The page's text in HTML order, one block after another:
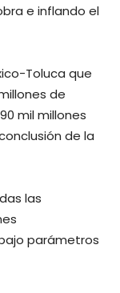
e inflando el
Toluca que
de
mil millones
de la
las
parámetros